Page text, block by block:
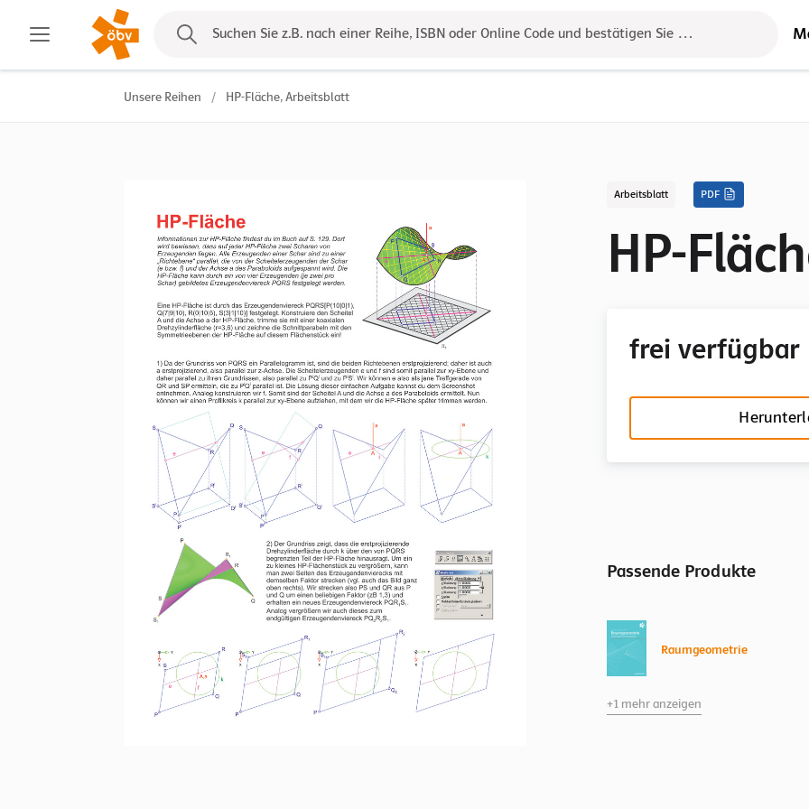
Suchen Sie z.B. nach einer Reihe, ISBN oder Online Code und bestätigen Sie das Ergebnis mit der
Kontakt
Unsere Reihen / HP-Fläche, Arbeitsblatt
Arbeitsblatt PDF
HP-
frei verfügbar
Passende Produkte
Raumgeometrie
Raumgeometrie
+1 mehr anzeigen